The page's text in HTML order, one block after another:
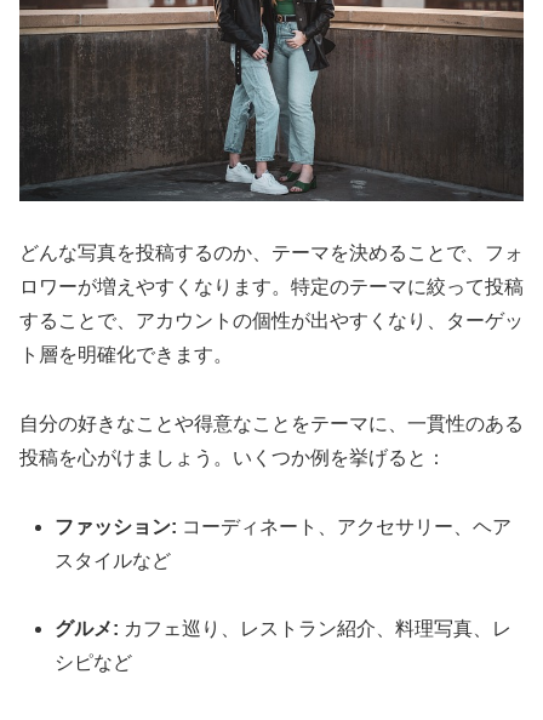
どんな写真を投稿するのか、テーマを決めることで、フォ
ロワーが増えやすくなります。特定のテーマに絞って投稿
することで、アカウントの個性が出やすくなり、ターゲッ
ト層を明確化できます。
自分の好きなことや得意なことをテーマに、一貫性のある
投稿を心がけましょう。いくつか例を挙げると：
ファッション: コーディネート、アクセサリー、ヘア
スタイルなど
グルメ: カフェ巡り、レストラン紹介、料理写真、レ
シピなど